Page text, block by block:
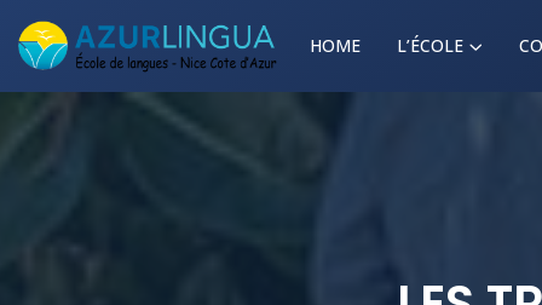
HOME L’ÉCOLE